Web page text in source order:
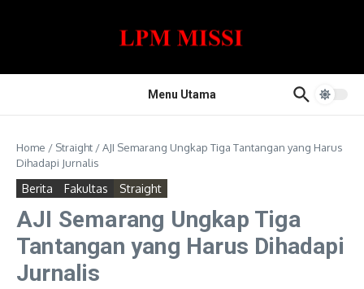
Menu Utama
Home / Straight /AJI Semarang Ungkap Tiga Tantangan yang Harus
Dihadapi Jurnalis
Berita Fakultas Straight
AJI Semarang Ungkap Tiga
Tantangan yang Harus Dihadapi
Jurnalis